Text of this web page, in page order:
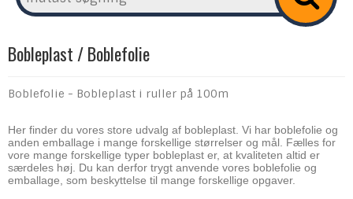
Bobleplast / Boblefolie
Boblefolie - Bobleplast i ruller på 100m
Her finder du vores store udvalg af bobleplast. Vi har boblefolie og
anden emballage i mange forskellige størrelser og mål. Fælles for
vore mange forskellige typer bobleplast er, at kvaliteten altid er
særdeles høj. Du kan derfor trygt anvende vores boblefolie og
emballage, som beskyttelse til mange forskellige opgaver.